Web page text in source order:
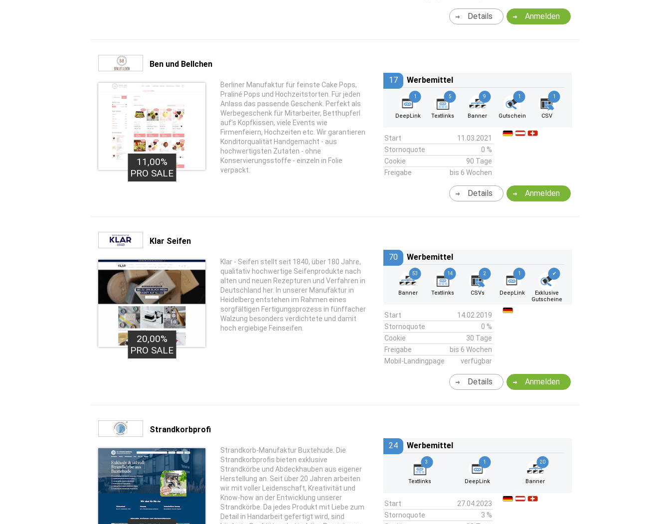
Anmelden
Details
Ben und Bellchen
11,00%
PRO SALE
Berliner Manufaktur für feinste Cake Pops,
Praliné Pops und Hochzeitstorten. Für jeden
Anlass das passende Geschenk. Perfekt als
Werbegeschenk für Mitarbeiter, Betthupferl
auf's Kopfkissen, viele Events wie
Firmenfeiern, Hochzeiten etc. Wir garantieren
Konditorqualität Handgemacht - aus
hochwertigsten Zutaten - ohne
Konservierungsstoffe - einzeln in Folie
verpackt.
17 Werbemittel
1
DeepLink
5
Textlinks
9
Banner
1
Gutschein
1
CSV
Start
11.03.2021
Stornoquote
0 %
Cookie
90 Tage
Freigabe
bis 6 Wochen
Anmelden
Details
Klar Seifen
20,00%
PRO SALE
Klar - Seifen stellt seit 1840, über 180 Jahre,
qualitativ hochwertige Seifenprodukte nach
alten und neuen Rezepturen und Verfahren in
Deutschland her. In unserer Manufaktur in
Heidelberg entstehen im Rahmen eines
sorgfältigen Fertigungsprozess in fünffacher
Walzung besonders verdichtete und damit
hoch ergiebige Feinseifen.
70 Werbemittel
53
Banner
14
Textlinks
2
CSVs
1
DeepLink
✔
Exklusive
Gutscheine
Start
14.02.2019
Stornoquote
0 %
Cookie
30 Tage
Freigabe
bis 6 Wochen
Mobil-Landingpage
verfügbar
Anmelden
Details
Strandkorbprofi
Strandkorb-Manufaktur Buxtehude. Die
Strandkorbprofis bieten exklusive
Strandkörbe und Abdeckhauben aus eigener
Herstellung an. Seit über 20 Jahren arbeiten
wir mit voller Leidenschaft, Kreativität und
Know-how an der Entwicklung unserer
Strandkörbe. Da jedes Produkt mit Liebe zum
Detail in Handarbeit gefertigt wird, sind
24 Werbemittel
3
Textlinks
1
DeepLink
20
Banner
Start
27.04.2023
Stornoquote
3 %